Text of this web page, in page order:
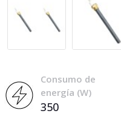
Consumo de
energía (W)
350